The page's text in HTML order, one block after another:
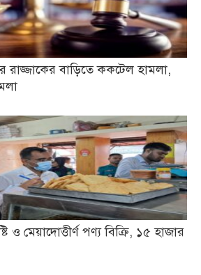
রাজ্জাকের বাড়িতে ককটেল হামলা,
ও মেয়াদোত্তীর্ণ পণ্য বিক্রি, ১৫ হাজার